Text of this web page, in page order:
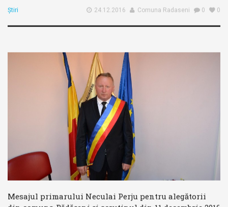
Știri 24.12.2016 Comuna Radaseni 0 0
Mesajul primarului Neculai Perju pentru alegătorii